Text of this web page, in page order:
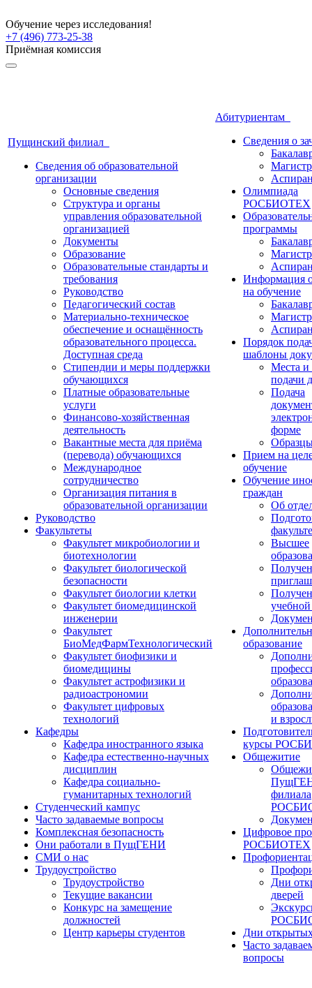
Обучение через исследования!
+7 (496) 773-25-38
Приёмная комиссия
Пущинский филиал
Сведения об образовательной
организации
Основные сведения
Структура и органы
управления образовательной
организацией
Документы
Образование
Образовательные стандарты и
требования
Руководство
Педагогический состав
Материально-техническое
обеспечение и оснащённость
образовательного процесса.
Доступная среда
Стипендии и меры поддержки
обучающихся
Платные образовательные
услуги
Финансово-хозяйственная
деятельность
Вакантные места для приёма
(перевода) обучающихся
Международное
сотрудничество
Организация питания в
образовательной организации
Руководство
Факультеты
Факультет микробиологии и
биотехнологии
Факультет биологической
безопасности
Факультет биологии клетки
Факультет биомедицинской
инженерии
Факультет
БиоМедФармТехнологический
Факультет биофизики и
биомедицины
Факультет астрофизики и
радиоастрономии
Факультет цифровых
технологий
Кафедры
Кафедра иностранного языка
Кафедра естественно-научных
дисциплин
Кафедра социально-
гуманитарных технологий
Студенческий кампус
Часто задаваемые вопросы
Комплексная безопасность
Они работали в ПущГЕНИ
СМИ о нас
Трудоустройство
Трудоустройство
Текущие вакансии
Конкурс на замещение
должностей
Центр карьеры студентов
Абитуриентам
Сведения о
Олимпиада
РОСБИОТЕХ
программы
Информация
на обучение
Порядок
шаблоны
Места и
подачи
Подача
форме
Прием на
обучение
Обучение
граждан
Об
Высшее
образование
и
курсы
Общежитие
филиала
Цифровое
РОСБИОТЕХ
Дни
дверей
Дни
Часто
вопросы